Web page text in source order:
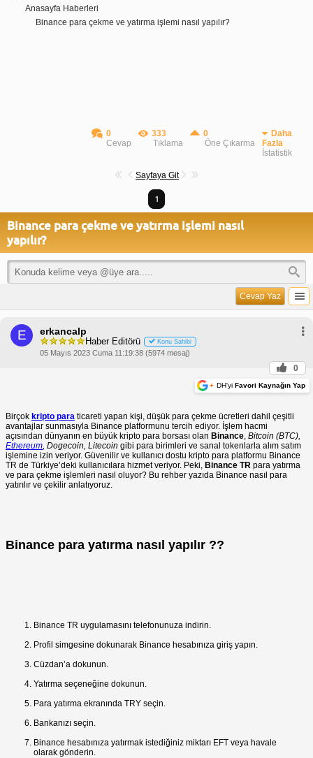
Anasayfa Haberleri
Binance para çekme ve yatırma işlemi nasıl yapılır?
0
Cevap
333
Tıklama
0
Öne Çıkarma
Daha
Fazla
İstatistik
Sayfaya Git
1
Binance para çekme ve yatırma işlemi nasıl
yapılır?
Cevap Yaz
E erkancalp
Haber Editörü Konu Sahibi
05 Mayıs 2023 Cuma 11:19:38 (5974 mesaj)
0
+ DH'yi Favori Kaynağın Yap
Birçok kripto para ticareti yapan kişi, düşük para çekme ücretleri dahil çeşitli
avantajlar sunmasıyla Binance platformunu tercih ediyor. İşlem hacmi
açısından dünyanın en büyük kripto para borsası olan Binance Bitcoin (BTC),
Ethereum , Dogecoin, Litecoin gibi para birimleri ve sanal tokenlarla alım satım
işlemine izin veriyor. Güvenilir ve kullanıcı dostu kripto para platformu Binance
TR de Türkiye’deki kullanıcılara hizmet veriyor. Peki, Binance TR para yatırma
ve para çekme işlemleri nasıl oluyor? Bu rehber yazıda Binance nasıl para
yatırılır ve çekilir anlatıyoruz.
Binance para yatırma nasıl yapılır ??
Binance TR uygulamasını telefonunuza indirin.
Profil simgesine dokunarak Binance hesabınıza giriş yapın.
Cüzdan’a dokunun.
Yatırma seçeneğine dokunun.
Para yatırma ekranında TRY seçin.
Bankanızı seçin.
Binance hesabınıza yatırmak istediğiniz miktarı EFT veya havale
olarak gönderin.